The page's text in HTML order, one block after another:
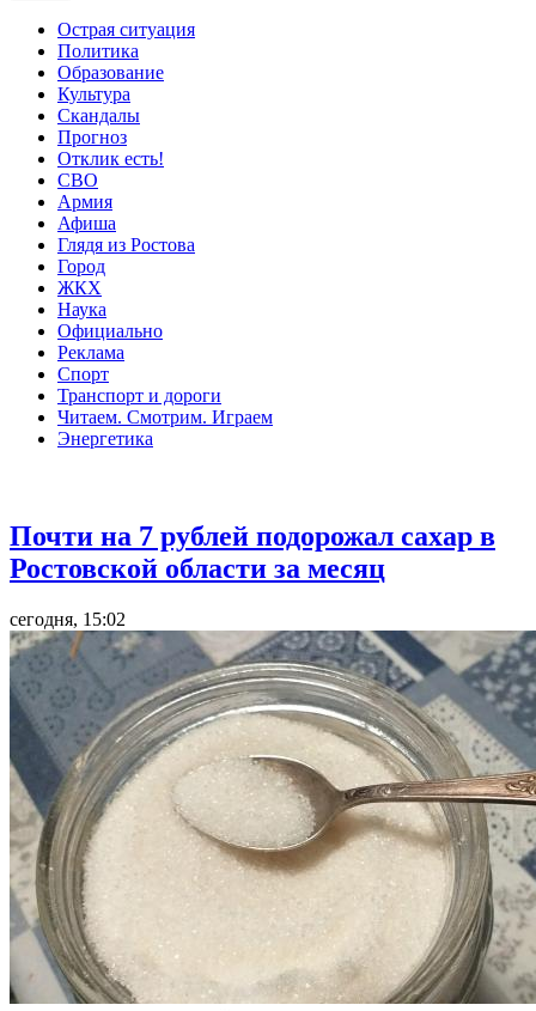
Острая ситуация
Политика
Образование
Культура
Скандалы
Прогноз
Отклик есть!
СВО
Армия
Афиша
Глядя из Ростова
Город
ЖКХ
Наука
Официально
Реклама
Спорт
Транспорт и дороги
Читаем. Смотрим. Играем
Энергетика
Почти на 7 рублей подорожал сахар в
Ростовской области за месяц
сегодня, 15:02